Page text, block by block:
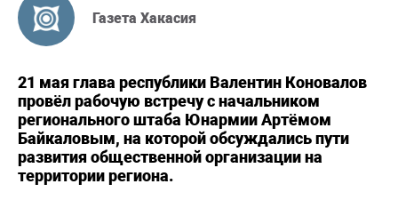
Газета Хакасия
21 мая глава республики Валентин Коновалов
провёл рабочую встречу с начальником
регионального штаба Юнармии Артёмом
Байкаловым, на которой обсуждались пути
развития общественной организации на
территории региона.